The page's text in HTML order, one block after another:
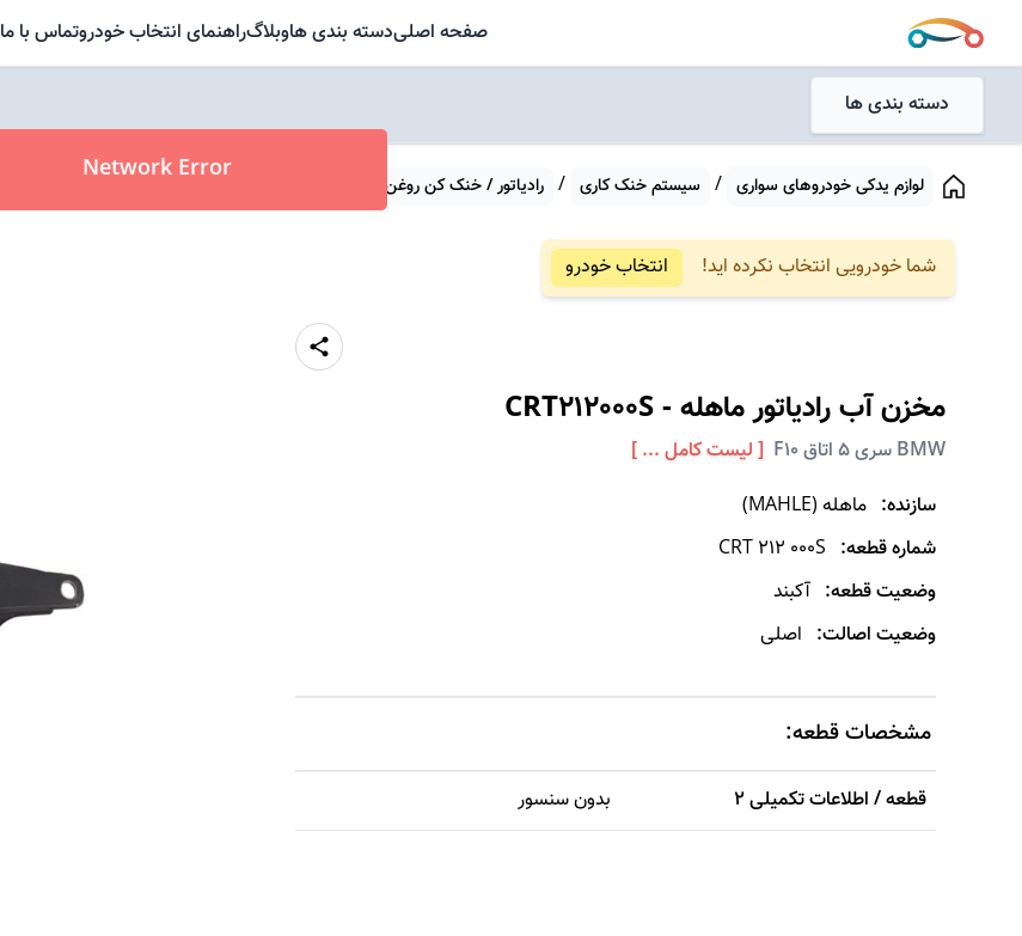
صفحه اصلیدسته بندی هاوبلاگراهنمای انتخاب خودروتماس با ما
دسته بندی ها
Network Error
لوازم یدکی خودروهای سواری / سیستم خنک کاری / رادیاتور / خنک کن روغن
شما خودرویی انتخاب نکرده اید! انتخاب خودرو
مخزن آب رادیاتورماهله -
CRT212000S
BMW سری 5 اتاق F10
[ لیست کامل ... ]
سازنده: ماهله (
MAHLE
)
شماره قطعه: CRT 212 000S
وضعیت قطعه: آکبند
وضعیت اصالت: اصلی
مشخصات قطعه:
قطعه / اطلاعات تکمیلی 2 بدون سنسور